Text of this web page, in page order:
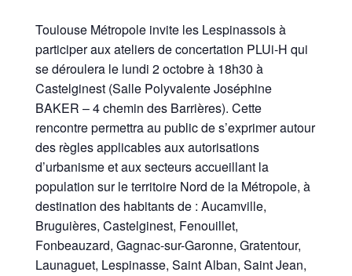
Toulouse Métropole invite les Lespinassois à
participer aux ateliers de concertation PLUi-H qui
se déroulera le lundi 2 octobre à 18h30 à
Castelginest (Salle Polyvalente Joséphine
BAKER – 4 chemin des Barrières). Cette
rencontre permettra au public de s’exprimer autour
des règles applicables aux autorisations
d’urbanisme et aux secteurs accueillant la
population sur le territoire Nord de la Métropole, à
destination des habitants de : Aucamville,
Bruguières, Castelginest, Fenouillet,
Fonbeauzard, Gagnac-sur-Garonne, Gratentour,
Launaguet, Lespinasse, Saint Alban, Saint Jean,